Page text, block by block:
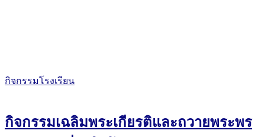
กิจกรรมโรงเรียน
กิจกรรมเฉลิมพระเกียรติและถวายพระพร